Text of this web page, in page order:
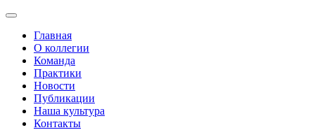
Главная
О коллегии
Команда
Практики
Новости
Публикации
Наша культура
Контакты